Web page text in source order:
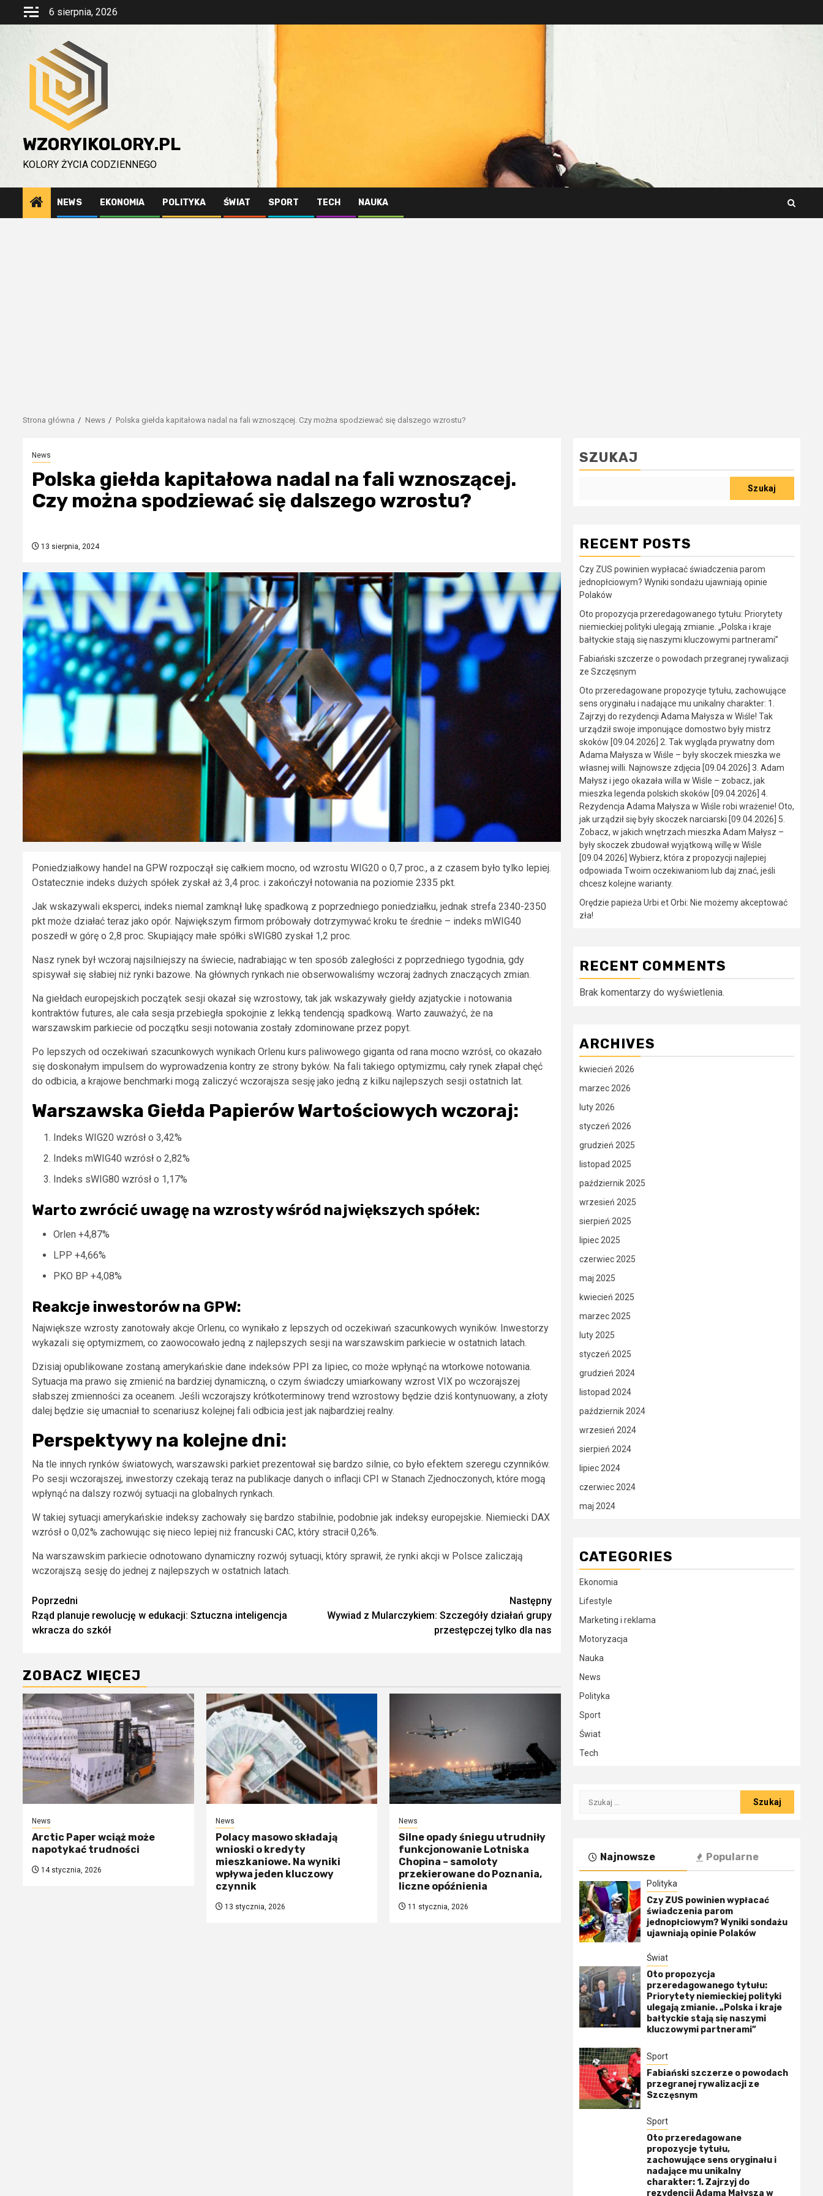
Przejdź
6 sierpnia, 2026
WZORYIKOLORY.PL
KOLORY ŻYCIA CODZIENNEGO
NEWS EKONOMIA POLITYKA ŚWIAT SPORT TECH NAUKA
Strona główna News Polska giełda kapitałowa nadal na fali wznoszącej. Czy można spodziewać się dalszego wzrostu?
News
Polska giełda kapitałowa nadal na fali wznoszącej.
Czy można spodziewać się dalszego wzrostu?
13 sierpnia, 2024
Poniedziałkowy handel na GPW rozpoczął się całkiem mocno, od wzrostu WIG20 o 0,7 proc., a z czasem było tylko lepiej.
Ostatecznie indeks dużych spółek zyskał aż 3,4 proc. i zakończył notowania na poziomie 2335 pkt.
Jak wskazywali eksperci, indeks niemal zamknął lukę spadkową z poprzedniego poniedziałku, jednak strefa 2340-2350
pkt może działać teraz jako opór. Największym firmom próbowały dotrzymywać kroku te średnie – indeks mWIG40
poszedł w górę o 2,8 proc. Skupiający małe spółki sWIG80 zyskał 1,2 proc.
Nasz rynek był wczoraj najsilniejszy na świecie, nadrabiając w ten sposób zaległości z poprzedniego tygodnia, gdy
spisywał się słabiej niż rynki bazowe. Na głównych rynkach nie obserwowaliśmy wczoraj żadnych znaczących zmian.
Na giełdach europejskich początek sesji okazał się wzrostowy, tak jak wskazywały giełdy azjatyckie i notowania
kontraktów futures, ale cała sesja przebiegła spokojnie z lekką tendencją spadkową. Warto zauważyć, że na
warszawskim parkiecie od początku sesji notowania zostały zdominowane przez popyt.
Po lepszych od oczekiwań szacunkowych wynikach Orlenu kurs paliwowego giganta od rana mocno wzrósł, co okazało
się doskonałym impulsem do wyprowadzenia kontry ze strony byków. Na fali takiego optymizmu, cały rynek złapał chęć
do odbicia, a krajowe benchmarki mogą zaliczyć wczorajsza sesję jako jedną z kilku najlepszych sesji ostatnich lat.
Warszawska Giełda Papierów Wartościowych wczoraj:
Indeks WIG20 wzrósł o 3,42%
Indeks mWIG40 wzrósł o 2,82%
Indeks sWIG80 wzrósł o 1,17%
Warto zwrócić uwagę na wzrosty wśród największych spółek:
Orlen +4,87%
LPP +4,66%
PKO BP +4,08%
Reakcje inwestorów na GPW:
Największe wzrosty zanotowały akcje Orlenu, co wynikało z lepszych od oczekiwań szacunkowych wyników. Inwestorzy
wykazali się optymizmem, co zaowocowało jedną z najlepszych sesji na warszawskim parkiecie w ostatnich latach.
Dzisiaj opublikowane zostaną amerykańskie dane indeksów PPI za lipiec, co może wpłynąć na wtorkowe notowania.
Sytuacja ma prawo się zmienić na bardziej dynamiczną, o czym świadczy umiarkowany wzrost VIX po wczorajszej
słabszej zmienności za oceanem. Jeśli wczorajszy krótkoterminowy trend wzrostowy będzie dziś kontynuowany, a złoty
dalej będzie się umacniał to scenariusz kolejnej fali odbicia jest jak najbardziej realny.
Perspektywy na kolejne dni:
Na tle innych rynków światowych, warszawski parkiet prezentował się bardzo silnie, co było efektem szeregu czynników.
Po sesji wczorajszej, inwestorzy czekają teraz na publikacje danych o inflacji CPI w Stanach Zjednoczonych, które mogą
wpłynąć na dalszy rozwój sytuacji na globalnych rynkach.
W takiej sytuacji amerykańskie indeksy zachowały się bardzo stabilnie, podobnie jak indeksy europejskie. Niemiecki DAX
wzrósł o 0,02% zachowując się nieco lepiej niż francuski CAC, który stracił 0,26%.
Na warszawskim parkiecie odnotowano dynamiczny rozwój sytuacji, który sprawił, że rynki akcji w Polsce zaliczają
wczorajszą sesję do jednej z najlepszych w ostatnich latach.
Zobacz
wpisy
Poprzedni
Rząd planuje rewolucję w edukacji: Sztuczna inteligencja
wkracza do szkół
Następny
Wywiad z Mularczykiem: Szczegóły działań grupy
przestępczej tylko dla nas
ZOBACZ WIĘCEJ
News
Arctic Paper wciąż może
napotykać trudności
14 stycznia, 2026
News
Polacy masowo składają
wnioski o kredyty
mieszkaniowe. Na wyniki
wpływa jeden kluczowy
czynnik
13 stycznia, 2026
News
Silne opady śniegu utrudniły
funkcjonowanie Lotniska
Chopina – samoloty
przekierowane do Poznania,
liczne opóźnienia
11 stycznia, 2026
SZUKAJ
Szukaj
RECENT POSTS
Czy ZUS powinien wypłacać świadczenia parom
jednopłciowym? Wyniki sondażu ujawniają opinie
Polaków
Oto propozycja przeredagowanego tytułu: Priorytety
niemieckiej polityki ulegają zmianie. „Polska i kraje
bałtyckie stają się naszymi kluczowymi partnerami”
Fabiański szczerze o powodach przegranej rywalizacji
ze Szczęsnym
Oto przeredagowane propozycje tytułu, zachowujące
sens oryginału i nadające mu unikalny charakter: 1.
Zajrzyj do rezydencji Adama Małysza w Wiśle! Tak
urządził swoje imponujące domostwo były mistrz
skoków [09.04.2026] 2. Tak wygląda prywatny dom
Adama Małysza w Wiśle – były skoczek mieszka we
własnej willi. Najnowsze zdjęcia [09.04.2026] 3. Adam
Małysz i jego okazała willa w Wiśle – zobacz, jak
mieszka legenda polskich skoków [09.04.2026] 4.
Rezydencja Adama Małysza w Wiśle robi wrażenie! Oto,
jak urządził się były skoczek narciarski [09.04.2026] 5.
Zobacz, w jakich wnętrzach mieszka Adam Małysz –
były skoczek zbudował wyjątkową willę w Wiśle
[09.04.2026] Wybierz, która z propozycji najlepiej
odpowiada Twoim oczekiwaniom lub daj znać, jeśli
chcesz kolejne warianty.
Orędzie papieża Urbi et Orbi: Nie możemy akceptować
zła!
RECENT COMMENTS
Brak komentarzy do wyświetlenia.
ARCHIVES
kwiecień 2026
marzec 2026
luty 2026
styczeń 2026
grudzień 2025
listopad 2025
październik 2025
wrzesień 2025
sierpień 2025
lipiec 2025
czerwiec 2025
maj 2025
kwiecień 2025
marzec 2025
luty 2025
styczeń 2025
grudzień 2024
listopad 2024
październik 2024
wrzesień 2024
sierpień 2024
lipiec 2024
czerwiec 2024
maj 2024
CATEGORIES
Ekonomia
Lifestyle
Marketing i reklama
Motoryzacja
Nauka
News
Polityka
Sport
Świat
Tech
Szukaj:
Najnowsze Popularne
Polityka
Czy ZUS powinien wypłacać
świadczenia parom
jednopłciowym? Wyniki sondażu
ujawniają opinie Polaków
Świat
Oto propozycja
przeredagowanego tytułu:
Priorytety niemieckiej polityki
ulegają zmianie. „Polska i kraje
bałtyckie stają się naszymi
kluczowymi partnerami”
Sport
Fabiański szczerze o powodach
przegranej rywalizacji ze
Szczęsnym
Sport
Oto przeredagowane
propozycje tytułu,
zachowujące sens oryginału i
nadające mu unikalny
charakter: 1. Zajrzyj do
rezydencji Adama Małysza w